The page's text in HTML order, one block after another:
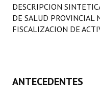
LEGISLACIÓN
Carta Orgánica 2007
DESCRIPCION
DE SALUD PROVINCIAL
FISCALIZACION DE
ANTECEDENTES